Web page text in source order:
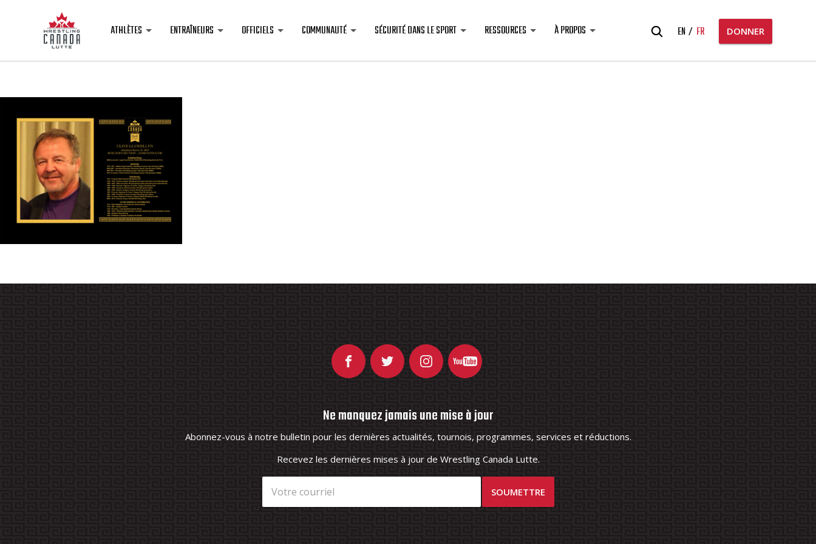
ATHLÈTES ENTRAÎNEURS OFFICIELS COMMUNAUTÉ SÉCURITÉ DANS LE SPORT RESSOURCES À PROPOS Rechercher:
EN FR DONNER
Ne manquez jamais une mise à jour
Abonnez-vous à notre bulletin pour les dernières actualités, tournois, programmes, services et réductions.
Recevez les dernières mises à jour de Wrestling Canada Lutte.